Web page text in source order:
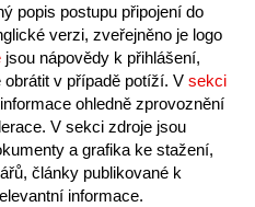
popis postupu připojení do
verzi, zveřejněno je logo
jsou nápovědy k přihlášení,
v případě potíží. V sekci
ohledně zprovoznění
V sekci zdroje jsou
a grafika ke stažení,
články publikované k
informace.